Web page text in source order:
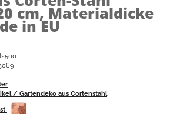
cm, Materialdicke
in EU
/ Gartendeko aus Cortenstahl